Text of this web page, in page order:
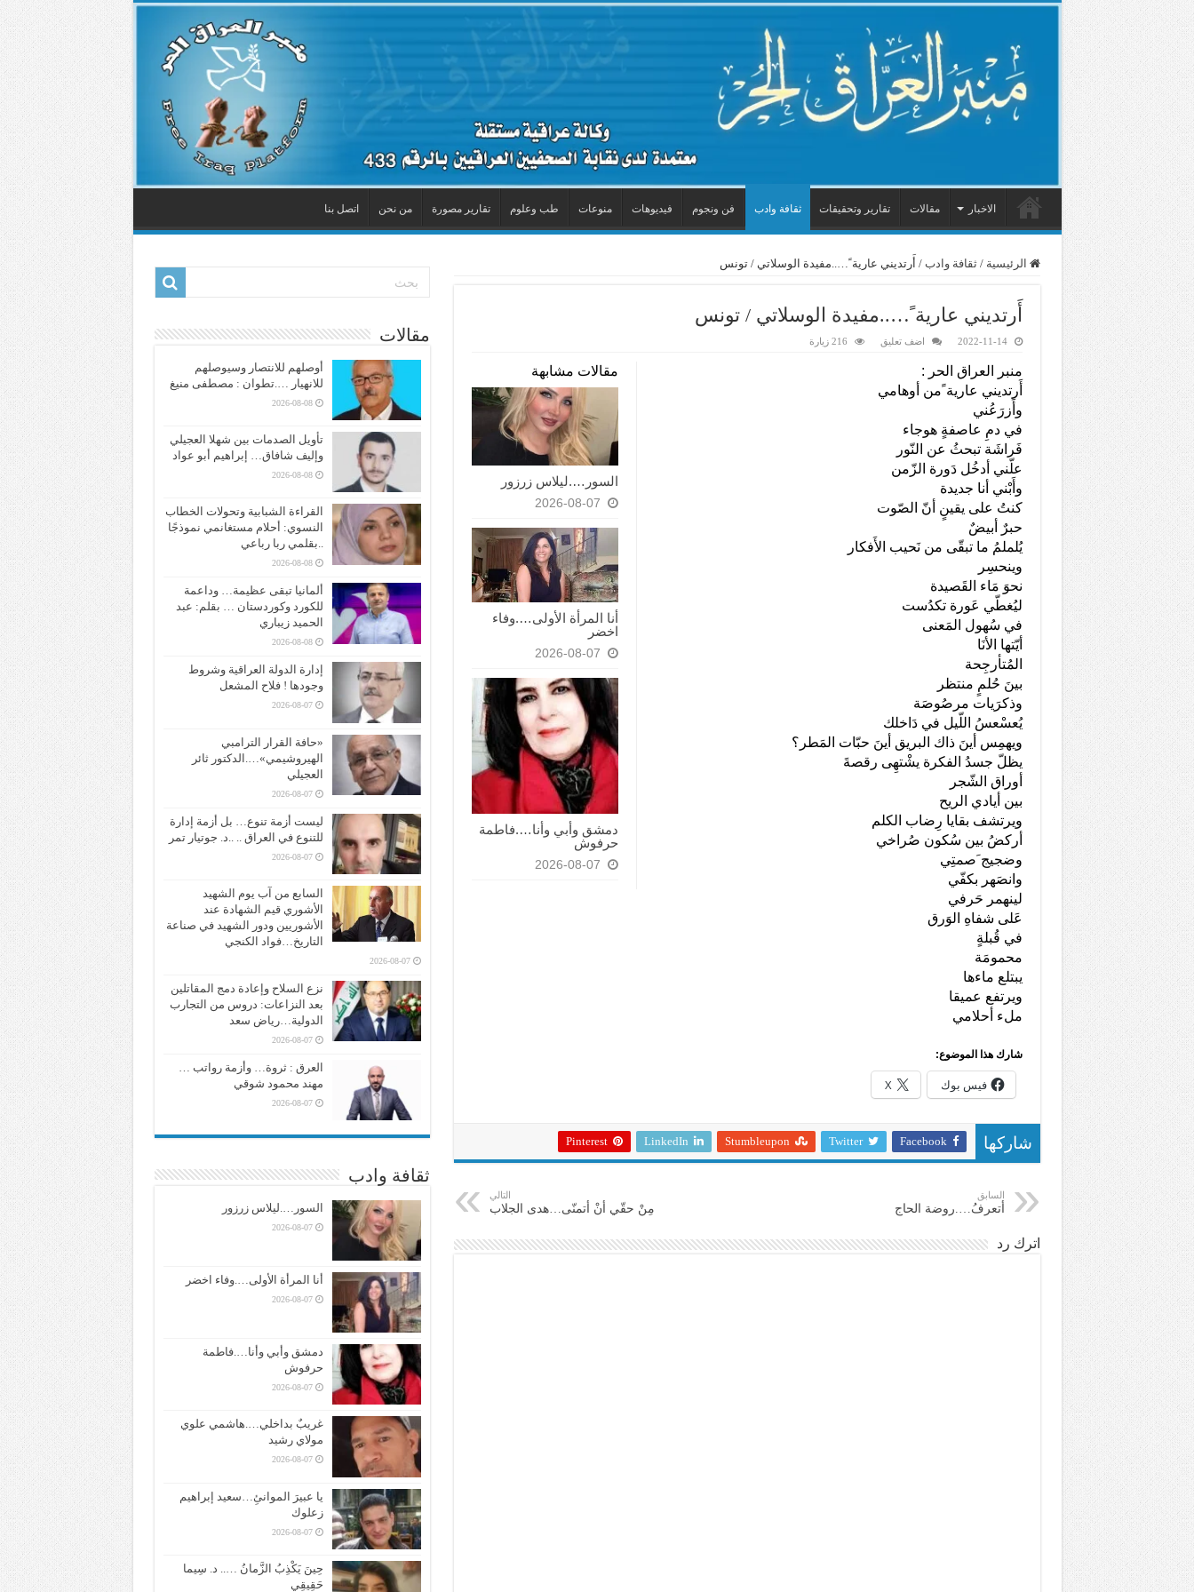
الاخبار مقالات تقارير وتحقيقات ثقافة وادب فن ونجوم فيديوهات منوعات طب وعلوم تقارير مصورة من نحن اتصل بنا
الرئيسية / ثقافة وادب / أَرتديني عارية ً…..مفيدة الوسلاتي / تونس
أَرتديني عارية ً…..مفيدة الوسلاتي / تونس
2022-11-14 اضف تعليق 216 زيارة
مقالات مشابهة
السور….ليلاس زرزور
2026-08-07
أنا المرأة الأولى….وفاء
اخضر
2026-08-07
دمشق وأبي وأنا….فاطمة
حرفوش
2026-08-07
منبر العراق الحر :
أَرتديني عارية ًمن أوهامي
وأَزرَعُني
في دمِ عاصفةٍ هوجاء
فَراشَة تبحثُ عن النّور
علّني أدخُل دَورة الزّمن
وأَبْني أنا جديدة
كنتُ على يقينٍ أنّ الصّوت
حبرٌ أبيضٌ
يُلملمُ ما تبقّى من نَحيب الأَفكار
وينحسِر
نحوَ مَاء القَصيدة
ليُغطّي عَورة تكدُست
في سُهول المَعنى
أيّتها الأنَا
المُتأرجِحة
بينَ حُلمٍ منتظر
وذكرَيات مرصُوصَة
يُعسْعسُ اللّيل في دَاخلك
ويهمِس أينَ ذاك البريق أينَ حبّات المَطر؟
يظلّ جسدُ الفكرة يشْتهِى رقصةَ
أوراق الشّجر
بين أيادي الريح
ويرتشف بقايا رِضاب الكلم
أركضُ بين سُكون صُراخي
وضجيج َصمتِي
وانصَهر بكفّي
لينهمر حَرفي
عَلى شفاهِ الوَرق
في قُبلةٍ
محمومَة
يبتلع ماءها
ويرتفع عميقا
ملء أحلامي
شارك هذا الموضوع:
فيس بوك X
شاركها Facebook
Twitter
Stumbleupon
LinkedIn
Pinterest
السابق
أتعرفُ….روضة الحاج
التالي
مِنْ حقّي أنْ أتمنّى…هدى الجلاب
اترك رد
مقالات
أوصلهم للانتصار وسيوصلهم
للانهيار ….تطوان : مصطفى منيغ
2026-08-08
تأويل الصدمات بين شهلا العجيلي
وإليف شافاق… إبراهيم أبو عواد
2026-08-08
القراءة الشبابية وتحولات الخطاب
النسوي: أحلام مستغانمي نموذجًا
..بقلمي ربا رباعي
2026-08-08
ألمانيا تبقى عظيمة… وداعمة
للكورد وكوردستان … بقلم: عبد
الحميد زيباري
2026-08-08
إدارة الدولة العراقية وشروط
وجودها ! فلاح المشعل
2026-08-07
«حافة القرار الترامبي
الهيروشيمي»….الدكتور ثائر
العجيلي
2026-08-07
ليست أزمة تنوع… بل أزمة إدارة
للتنوع في العراق .. ..د. جوتيار تمر
2026-08-07
السابع من آب يوم الشهيد
الأشوري قيم الشهادة عند
الأشوريين ودور الشهيد في صناعة
التاريخ…فواد الكنجي
2026-08-07
نزع السلاح وإعادة دمج المقاتلين
بعد النزاعات: دروس من التجارب
الدولية…رياض سعد
2026-08-07
العرق : ثروة… وأزمة رواتب …
مهند محمود شوقي
2026-08-07
ثقافة وادب
السور….ليلاس زرزور
2026-08-07
أنا المرأة الأولى….وفاء اخضر
2026-08-07
دمشق وأبي وأنا….فاطمة
حرفوش
2026-08-07
غريبٌ بداخلي….هاشمي علوي
مولاي رشيد
2026-08-07
يا عبيرَ الموانئِ…سعيد إبراهيم
زعلوك
2026-08-07
حِينَ يَكْذِبُ الزَّمانُ ….. د. سِيما
حَقِيقِي